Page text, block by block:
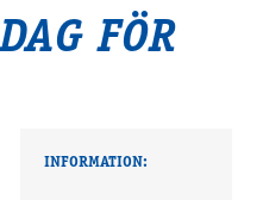
FÖR
INFORMATION: